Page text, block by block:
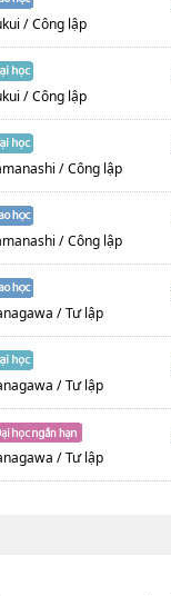
/ Công lập
/ Công lập
/ Công lập
/ Công lập
/ Tư lập
/ Tư lập
/ Tư lập